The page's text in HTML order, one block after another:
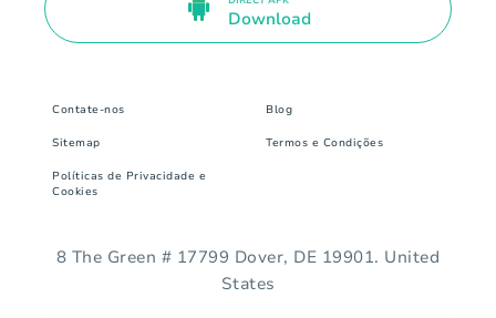
Download
Contate-nos Blog
Sitemap Termos e Condições
Políticas de Privacidade e
Cookies
8 The Green # 17799 Dover, DE 19901. United
States